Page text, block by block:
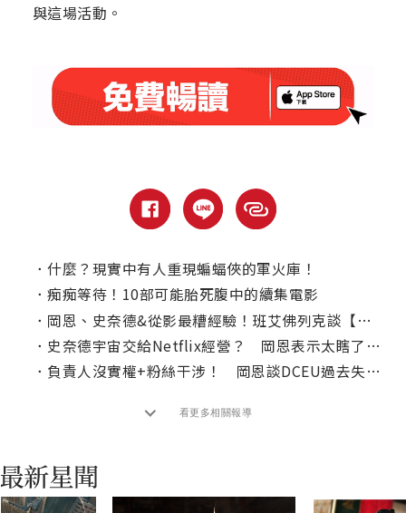
與這場活動。
． 什麼？現實中有人重現蝙蝠俠的軍火庫！
． 痴痴等待！10部可能胎死腹中的續集電影
． 岡恩、史奈德&從影最糟經驗！班艾佛列克談【正義聯盟】爭議
． 史奈德宇宙交給Netflix經營？ 岡恩表示太瞎了！！
． 負責人沒實權+粉絲干涉！ 岡恩談DCEU過去失敗原因
看更多相關報導